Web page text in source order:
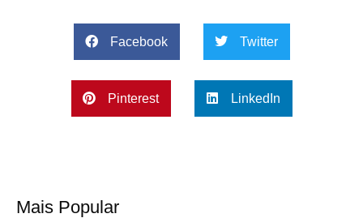
Facebook Twitter
Pinterest LinkedIn
Mais Popular